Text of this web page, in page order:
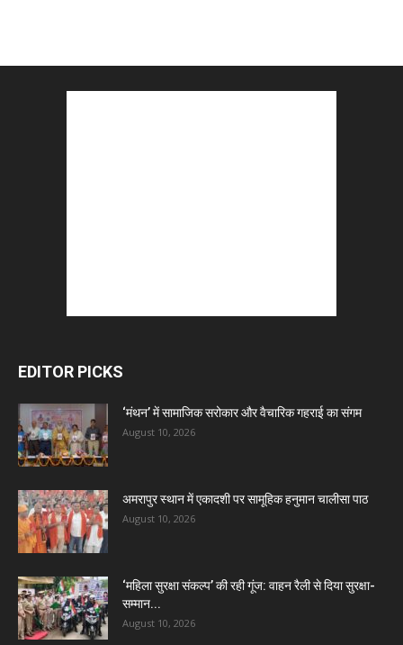
EDITOR PICKS
‘मंथन’ में सामाजिक सरोकार और वैचारिक गहराई का संगम
August 10, 2026
अमरापुर स्थान में एकादशी पर सामूहिक हनुमान चालीसा पाठ
August 10, 2026
‘महिला सुरक्षा संकल्प’ की रही गूंज: वाहन रैली से दिया सुरक्षा-
सम्मान...
August 10, 2026